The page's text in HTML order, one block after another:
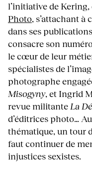
l’initiative de Kering,
Photo, s’attachant
dans ses
consacre son
le cœur de leur
spécialistes de
photographe
Misogyny, et Ingrid
revue militante La
d’éditrices photo…
thématique, un tour
faut continuer de
injustices sexistes.